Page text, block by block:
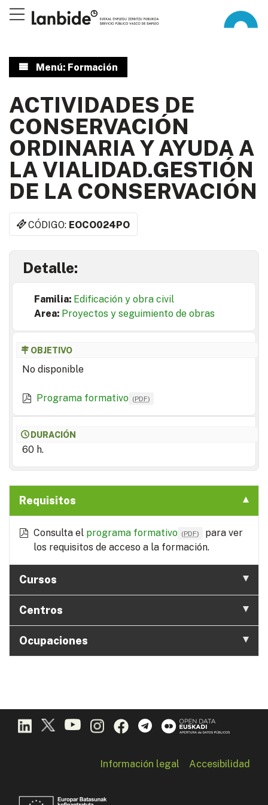
Menú: Formación
ACTIVIDADES DE
CONSERVACIÓN
ORDINARIA Y AYUDA A
LA VIALIDAD.GESTIÓN
DE LA CONSERVACIÓN
CÓDIGO: EOCO024PO
Detalle:
Familia: Edificación y obra civil
Area: Proyectos y seguimiento de obras
OBJETIVO
No disponible
Programa formativo (PDF)
DURACIÓN
60 h.
Requisitos
Consulta el programa formativo (PDF)
para ver
los requisitos de acceso a la formación.
Cursos
Centros
Ocupaciones
Información legal Accesibilidad